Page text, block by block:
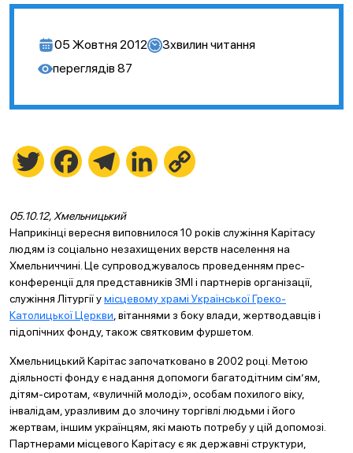
05 Жовтня 2012 3хвилин читання
переглядів 87
Twitter FacebookTelegramLinkedIn
05.10.12, Хмельницький
Наприкінці вересня виповнилося 10 років служіння Карітасу
людям із соціально незахищених верств населення на
Хмельниччині. Це супроводжувалось проведенням прес-
конференції для представників ЗМІ і партнерів організації,
служіння Літургії умісцевому храмі Української Греко-
Католицької Церкви , вітаннями з боку влади, жертводавців і
підопічних фонду, також святковим фуршетом.
Хмельницький Карітас започатковано в 2002 році. Метою
діяльності фонду є надання допомоги багатодітним сім’ям,
дітям-сиротам, «вуличній молоді», особам похилого віку,
інвалідам, уразливим до злочину торгівлі людьми і його
жертвам, іншим українцям, які мають потребу у цій допомозі.
Партнерами місцевого Карітасу є як державні структури,